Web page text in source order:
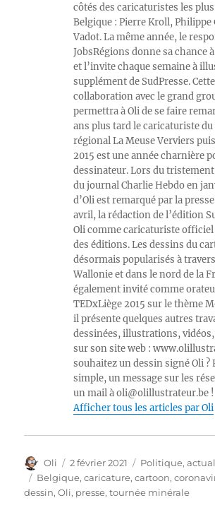
côtés des caricaturistes les
Belgique : Pierre Kroll, Philippe
Vadot. La même année, le
JobsRégions donne sa chance
et l’invite chaque semaine à
supplément de SudPresse.
collaboration avec le grand
permettra à Oli de se faire
ans plus tard le caricaturiste
régional La Meuse Verviers
2015 est une année charnière
dessinateur. Lors du
du journal Charlie Hebdo en
d’Oli est remarqué par la
avril, la rédaction de l’édition
Oli comme caricaturiste officiel
des éditions. Les dessins du
désormais popularisés à
Wallonie et dans le nord de la
également invité comme
TEDxLiège 2015 sur le thème
il présente quelques autres
dessinées, illustrations,
sur son site web :
souhaitez un dessin signé Oli ?
simple, un message sur les
un mail à oli@olillustrateur.be !
Afficher tous les articles par Oli
Auteur
Oli
Publié
le
2 février 2021 Catégories
Politique,
Étiquettes
Belgique,caricature,cartoon,
dessin,Oli, presse,tournée minérale